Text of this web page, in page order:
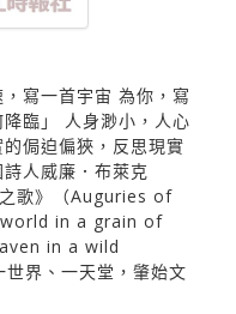
寫一首宇宙 為你，寫
臨」 人身渺小，人心
侷迫偏狹，反思現實
人威廉．布萊克
歌》（Auguries of
in a grain of
in a wild
界、一天堂，肇始文